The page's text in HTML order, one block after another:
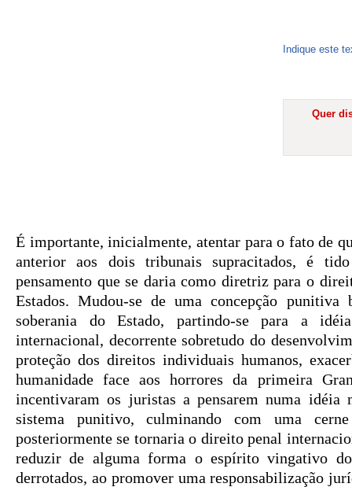
Indique este
Quer
É importante, inicialmente, atentar para o fato de
anterior aos dois tribunais supracitados, é
pensamento que se daria como diretriz para o
Estados. Mudou-se de uma concepção punitiva
soberania do Estado, partindo-se para a
internacional, decorrente sobretudo do
proteção dos direitos individuais humanos,
humanidade face aos horrores da primeira
incentivaram os juristas a pensarem numa idéia
sistema punitivo, culminando com uma
posteriormente se tornaria o direito penal
reduzir de alguma forma o espírito vingativo
derrotados, ao promover uma responsabilização